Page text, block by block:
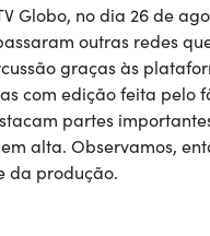
Globo, no dia 26 de
outras redes
graças às
com edição feita
partes
alta. Observamos,
da produção.